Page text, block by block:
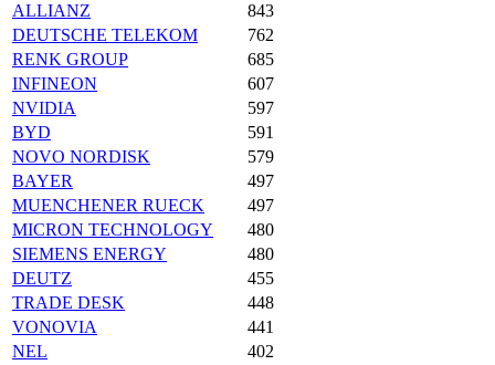
ALLIANZ
843
DEUTSCHE TELEKOM
762
RENK GROUP
685
INFINEON
607
NVIDIA
597
BYD
591
NOVO NORDISK
579
BAYER
497
MUENCHENER RUECK
497
MICRON TECHNOLOGY
480
SIEMENS ENERGY
480
DEUTZ
455
TRADE DESK
448
VONOVIA
441
NEL
402